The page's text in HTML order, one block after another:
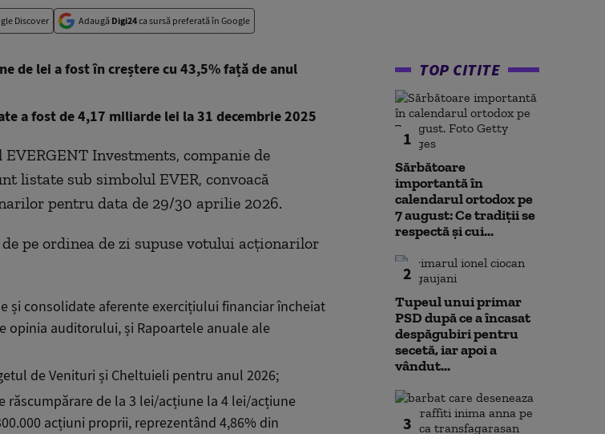
Discover Adaugă Digi24ca sursă preferată în Google
de lei a fost în creștere cu 43,5% față de anul
a fost de 4,17 miliarde lei la 31 decembrie 2025
Investments, companie de
listate sub simbolul EVER, convoacă
pentru data de 29/30 aprilie 2026.
pe ordinea de zi supuse votului acționarilor
și consolidate aferente exercițiului financiar încheiat
opinia auditorului, și Rapoartele anuale ale
de Venituri și Cheltuieli pentru anul 2026;
răscumpărare de la 3 lei/acțiune la 4 lei/acțiune
acțiuni proprii, reprezentând 4,86% din
TOP CITITE
1
Sărbătoare
importantă în
calendarul ortodox pe
7 august: Ce tradiții se
respectă și cui...
2
Tupeul unui primar
PSD după ce a încasat
despăgubiri pentru
secetă, iar apoi a
vândut...
3